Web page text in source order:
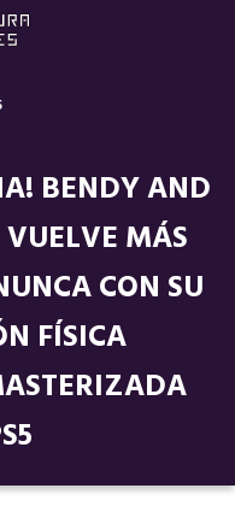
BENDY AND
MÁS
CON SU
FÍSICA